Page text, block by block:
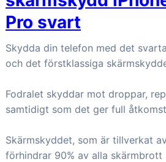
Pro svart
Skydda din telefon med det
och det förstklassiga
Fodralet skyddar mot droppar,
samtidigt som det ger full
Skärmskyddet, som är tillverkat
förhindrar 90% av alla skärmbrott